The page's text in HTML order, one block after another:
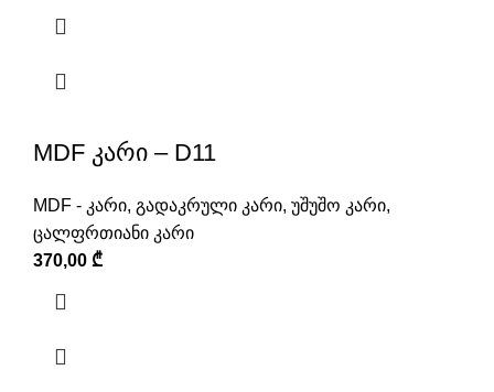
MDF კარი – D11
MDF - კარი, გადაკრული კარი, უშუშო კარი,
ცალფრთიანი კარი
370,00 ₾